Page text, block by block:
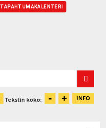
TAPAHTUMAKALENTERI
Muuta kontrastia
Tekstin koko: - + INFO